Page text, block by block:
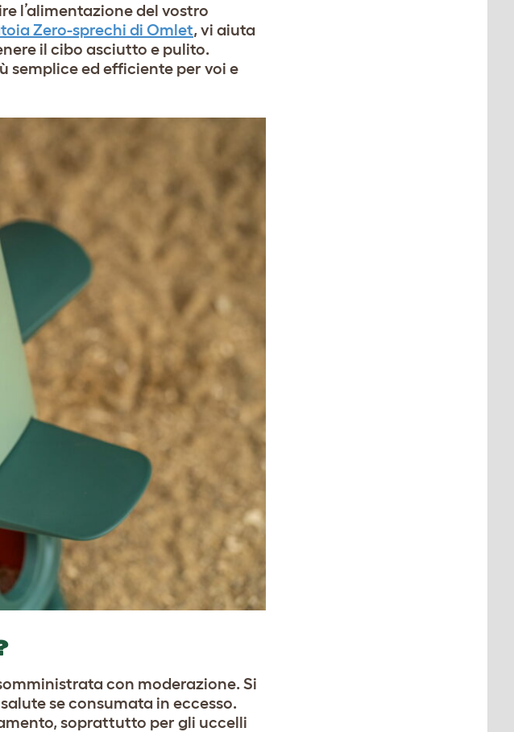
l’alimentazione del vostro
Zero-sprechi di Omlet, vi aiuta
il cibo asciutto e pulito.
semplice ed efficiente per voi e
con moderazione. Si
se consumata in eccesso.
soprattutto per gli uccelli